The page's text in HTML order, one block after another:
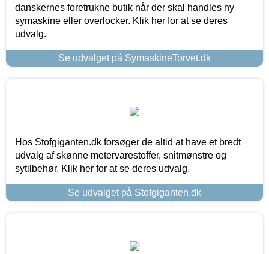
danskernes foretrukne butik når der skal handles ny
symaskine eller overlocker. Klik her for at se deres
udvalg.
Se udvalget på SymaskineTorvet.dk
Hos Stofgiganten.dk forsøger de altid at have et bredt
udvalg af skønne metervarestoffer, snitmønstre og
sytilbehør. Klik her for at se deres udvalg.
Se udvalget på Stofgiganten.dk